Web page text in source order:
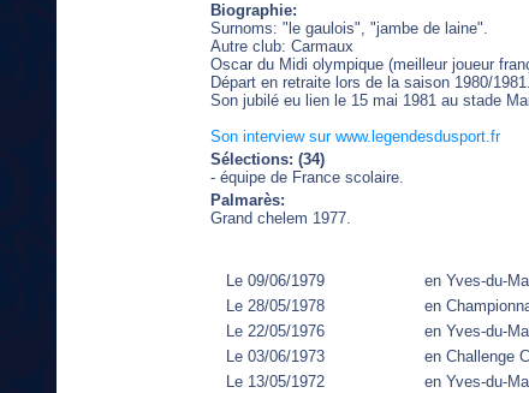
Biographie:
Surnoms: "le gaulois", "jambe de laine".
Autre club: Carmaux
Oscar du Midi olympique (meilleur joueur
Départ en retraite lors de la saison 1980/1981.
Son jubilé eu lien le 15 mai 1981 au stade
Son interview sur www.legendesdusport.fr
Sélections: (34)
- équipe de France scolaire.
Palmarès:
Grand chelem 1977.
Le 09/06/1979
en Yves-du-
Le 28/05/1978
en
Le 22/05/1976
en Yves-du-
Le 03/06/1973
en Challenge
Le 13/05/1972
en Yves-du-